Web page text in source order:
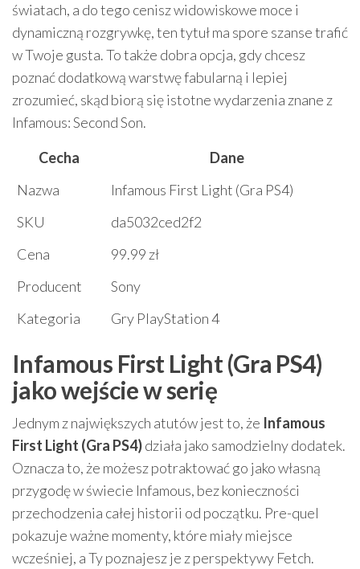
światach, a do tego cenisz widowiskowe moce i
dynamiczną rozgrywkę, ten tytuł ma spore szanse trafić
w Twoje gusta. To także dobra opcja, gdy chcesz
poznać dodatkową warstwę fabularną i lepiej
zrozumieć, skąd biorą się istotne wydarzenia znane z
Infamous: Second Son.
Cecha
Dane
Nazwa
Infamous First Light (Gra PS4)
SKU
da5032ced2f2
Cena
99.99 zł
Producent
Sony
Kategoria
Gry PlayStation 4
Infamous First Light (Gra PS4)
jako wejście w serię
Jednym z największych atutów jest to, że Infamous
First Light (Gra PS4)działa jako samodzielny dodatek.
Oznacza to, że możesz potraktować go jako własną
przygodę w świecie Infamous, bez konieczności
przechodzenia całej historii od początku. Pre-quel
pokazuje ważne momenty, które miały miejsce
wcześniej, a Ty poznajesz je z perspektywy Fetch.